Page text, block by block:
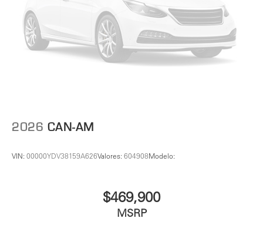
2026 CAN-AM
VIN: 00000YDV38159A626Valores: 604908Modelo:
$469,900
MSRP